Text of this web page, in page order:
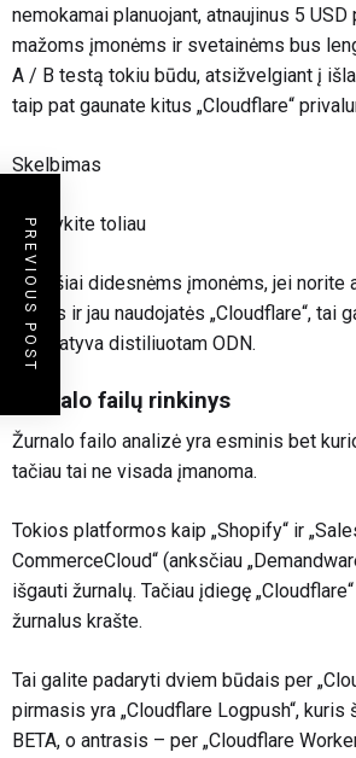
nemokamai planuojant, atnaujinus 5 USD
mažoms įmonėms ir svetainėms bus
A / B testą tokiu būdu, atsižvelgiant į
taip pat gaunate kitus „Cloudflare“
Skelbimas
Skaitykite toliau
Panašiai didesnėms įmonėms, jei norite
testus ir jau naudojatės „Cloudflare“, tai
alternatyva distiliuotam ODN.
Žurnalo failų rinkinys
Žurnalo failo analizė yra esminis bet
tačiau tai ne visada įmanoma.
Tokios platformos kaip „Shopify“ ir
CommerceCloud“ (anksčiau
išgauti žurnalų. Tačiau įdiegę
žurnalus krašte.
Tai galite padaryti dviem būdais per
pirmasis yra „Cloudflare Logpush“, kuris
BETA, o antrasis – per „Cloudflare
PREVIOUS POST